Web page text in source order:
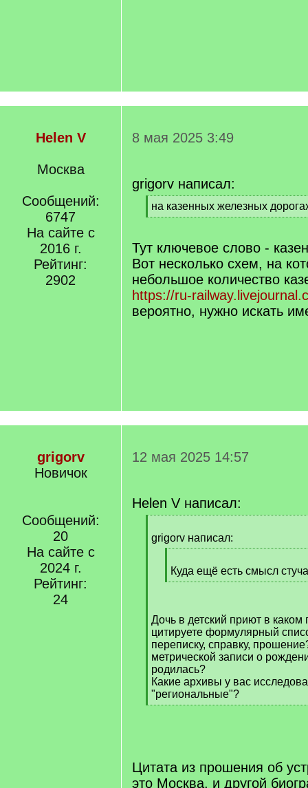
Helen V
Москва
Сообщений:
6747
На сайте с
2016 г.
Рейтинг:
2902
8 мая 2025 3:49
grigorv написал:
[
q
на казенных железных
[
q
Тут ключевое слово -
Вот несколько схем, на
небольшое количество
https://ru-
вероятно, нужно искать
grigorv
Новичок
Сообщений:
20
На сайте с
2024 г.
Рейтинг:
24
12 мая 2025 14:57
Helen V написал:
q
grigorv написал:
q
]
Куда ещё есть смысл
[
]
Дочь в детский приют в
цитируете формулярный
переписку, справку,
метрической записи о
родилась?
Какие архивы у вас
"региональные"?
[
Цитата из прошения об
это Москва, и другой